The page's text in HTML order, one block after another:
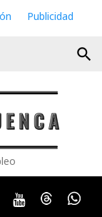
Publicidad
search
YoutubeThreads